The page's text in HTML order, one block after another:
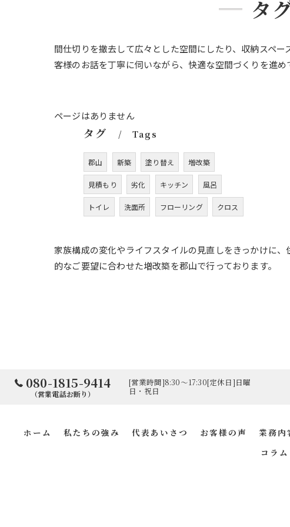
タ
間仕切りを撤去して広々とした空間にしたり、収納スペ
客様のお話を丁寧に伺いながら、快適な空間づくりを進
ページはありません
タグ Tags
郡山 新築 塗り替え 増改築
見積もり 劣化 キッチン 風呂
トイレ 洗面所 フローリング クロス
家族構成の変化やライフスタイルの見直しをきっかけに
的なご要望に合わせた増改築を郡山で行っております。
080-1815-9414
（営業電話お断り）
[営業時間]8:30～17:30[定休日]日曜
日・祝日
ホーム 私たちの強み 代表あいさつ お客様の声 業務内
コラム